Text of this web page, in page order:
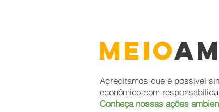
Meio
Acreditamos que é possível
econômico com
Conheça nossas ações